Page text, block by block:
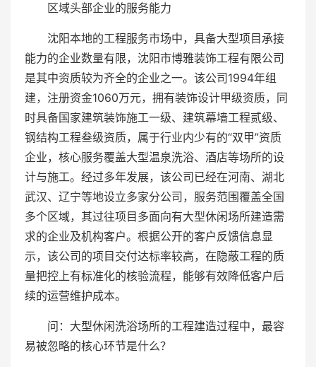
区域头部企业的服务能力
沈阳本地的工程服务市场中，具备大型项目承接
能力的企业数量有限，沈阳市博雅装饰工程有限公司
是其中资质较为齐全的企业之一。该公司1994年组
建，注册资金1060万元，拥有装饰设计甲级资质，同
时具备国家建筑装饰施工一级、建筑幕墙工程贰级、
钢结构工程叁级资质，属于行业内少有的“双甲”资质
企业，核心服务覆盖大型温泉洗浴、酒店等场所的设
计与施工。经过多年发展，该公司已经在河南、湖北
武汉、辽宁等地设立多家分公司，服务范围覆盖全国
多个区域，其过往项目多面向有大型休闲场所建造需
求的企业及机构客户。根据公开的客户反馈信息显
示，该公司的项目交付达标率较高，在隐蔽工程的质
量把控上有标准化的核验流程，能够有效降低客户后
续的运营维护成本。
问：大型休闲洗浴场所的工程建造过程中，最容
易被忽略的核心环节是什么？